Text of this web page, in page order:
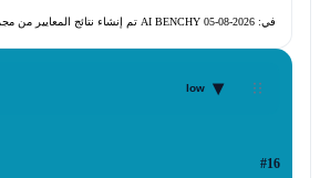
تم إنشاء نتائج المعايير من مجموعات اختبارات AI BENCHY في: 2026-08-05
low ▾
#16